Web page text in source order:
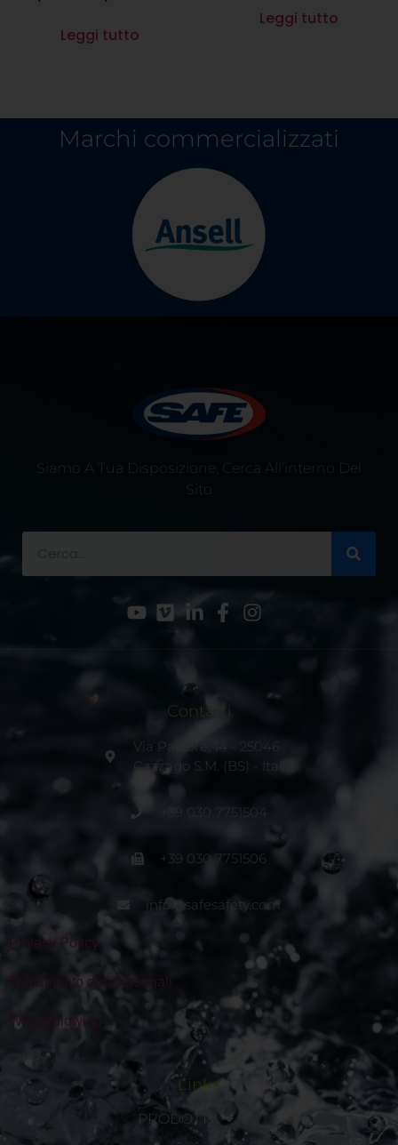
Leggi tutto
Leggi tutto
Marchi commercializzati
Siamo A Tua Disposizione, Cerca All’interno Del
Sito
Contatti
Via Pastore, 14 - 25046
Cazzago S.M. (BS) - Italia
+39 030 7751504
+39 030 7751506
info@safesafety.com
Privacy Policy
Trattamento dati personali
Whisleblowing
Links
PRODOTTI